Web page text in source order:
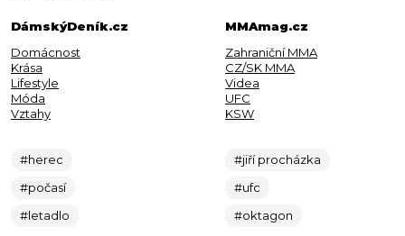
DámskýDeník.cz
Domácnost
Krása
Lifestyle
Móda
Vztahy
#herec
#počasí
#letadlo
MMAmag.cz
Zahraniční MMA
CZ/SK MMA
Videa
UFC
KSW
#jiří procházka
#ufc
#oktagon